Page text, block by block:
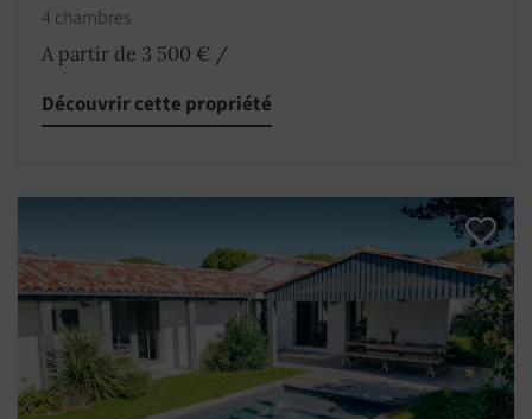
4 chambres
A partir de 3 500 € /
Découvrir cette propriété